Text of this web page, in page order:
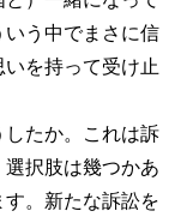
う中でまさに信
を持って受け止
たか。これは訴
択肢は幾つかあ
。新たな訴訟を